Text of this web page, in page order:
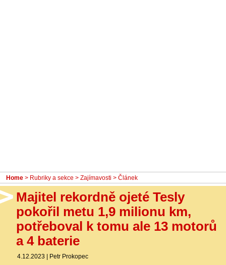
Home > Rubriky a sekce > Zajímavosti > Článek
Majitel rekordně ojeté Tesly
pokořil metu 1,9 milionu km,
potřeboval k tomu ale 13 motorů
a 4 baterie
4.12.2023 | Petr Prokopec